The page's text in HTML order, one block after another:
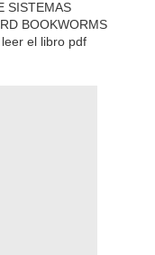
SISTEMAS
BOOKWORMS
leer el libro pdf